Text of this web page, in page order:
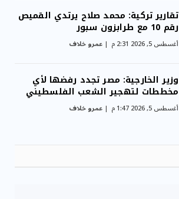
تقارير تركية: محمد صلاح يرتدي القميص
رقم 10 مع طرابزون سبور
أغسطس 5, 2026 2:31 م عمرو خلاف
وزير الخارجية: مصر تجدد رفضها لأي
مخططات لتهجير الشعب الفلسطيني
أغسطس 5, 2026 1:47 م عمرو خلاف